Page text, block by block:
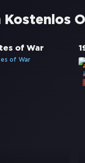
Kostenlos
of War